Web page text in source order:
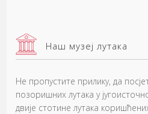
Наш музеј лутака
Не пропустите прилику, да
позоришних лутака у
двије стотине лутака